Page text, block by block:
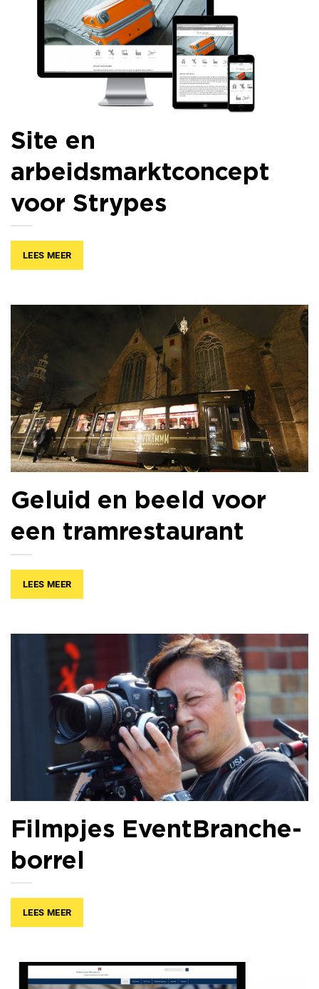
Site en
arbeidsmarktconcept
voor Strypes
LEES MEER
Geluid en beeld voor
een tramrestaurant
LEES MEER
Filmpjes EventBranche-
borrel
LEES MEER